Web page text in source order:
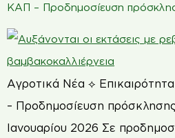
ΚΑΠ – Προδημοσίευση
Αγροτικά Νέα ⟡
– Προδημοσίευση
Ιανουαρίου 2026 Σε